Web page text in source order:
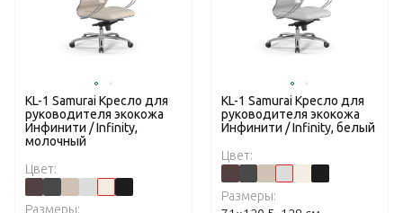
KL-1 Samurai Кресло для
руководителя экокожа
Инфинити / Infinity,
молочный
Цвет:
Размеры:
KL-1 Samurai Кресло для
руководителя экокожа
Инфинити / Infinity, белый
Цвет:
Размеры: